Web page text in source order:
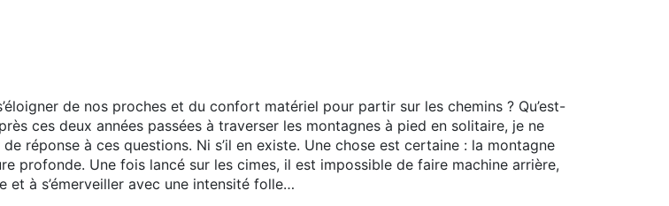
de nos proches et du confort matériel pour partir sur les chemins ? Qu’est-
ces deux années passées à traverser les montagnes à pied en solitaire, je ne
réponse à ces questions. Ni s’il en existe. Une chose est certaine : la montagne
profonde. Une fois lancé sur les cimes, il est impossible de faire machine arrière,
et à s’émerveiller avec une intensité folle…